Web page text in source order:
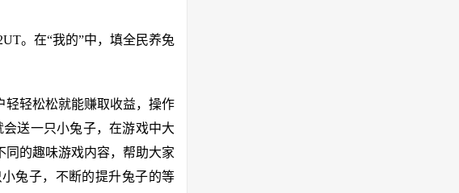
。在“我的”中，填全民养兔
轻轻松松就能赚取收益，操作
送一只小兔子，在游戏中大
同的趣味游戏内容，帮助大家
兔子，不断的提升兔子的等